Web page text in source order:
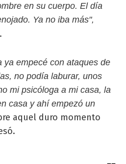
en su cuerpo. El día
Ya no iba más",
.
ya empecé con ataques de
no podía laburar, unos
mi psicóloga a mi casa, la
casa y ahí empezó un
aquel duro momento